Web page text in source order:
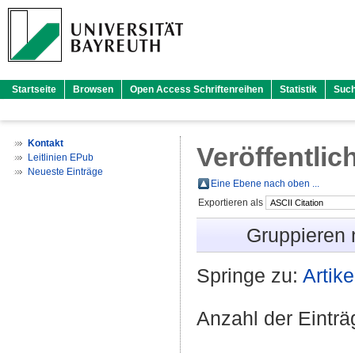
Startseite Browsen Open Access Schriftenreihen Statistik
Kontakt
Leitlinien EPub
Neueste Einträge
Eine Ebene nach oben ...
Exportieren als
Gruppieren
Springe zu:
Anzahl der